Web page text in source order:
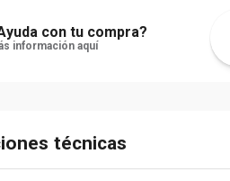
con tu compra?
información aquí
técnicas